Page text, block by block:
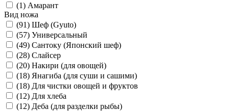
(1) Амарант
Вид ножа
(91) Шеф (Gyuto)
(57) Универсальный
(49) Сантоку (Японский шеф)
(28) Слайсер
(20) Накири (для овощей)
(18) Янагиба (для суши и сашими)
(18) Для чистки овощей и фруктов
(12) Для хлеба
(12) Деба (для разделки рыбы)